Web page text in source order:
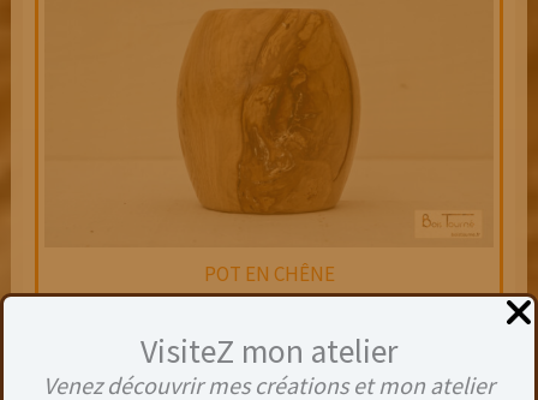
VisiteZ mon atelier
Venez découvrir mes créations et mon atelier
POT EN CHÊNE
Hauteur : 8,5 cm
Diamètre maxi. : 8cm
Finition : Ciré